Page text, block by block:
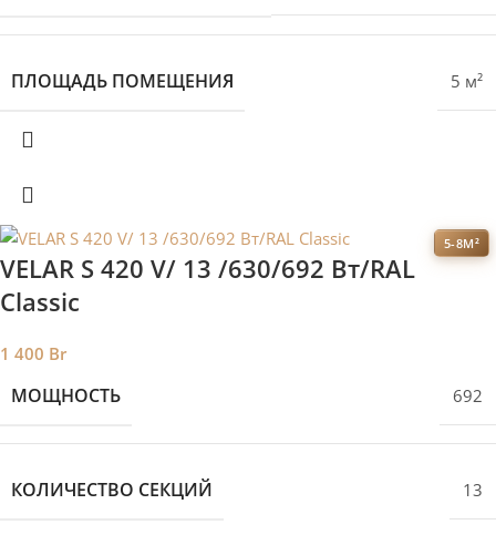
ПЛОЩАДЬ ПОМЕЩЕНИЯ 5 м²
5-8М²
VELAR S 420 V/ 13 /630/692 Вт/RAL
Classic
1 400 Br
МОЩНОСТЬ 692
КОЛИЧЕСТВО СЕКЦИЙ 13